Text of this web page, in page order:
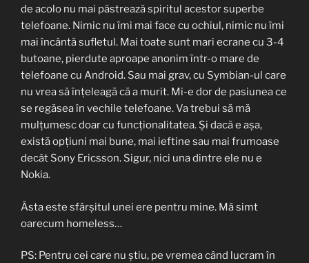
de acolo nu mai păstrează spiritul acestor superbe
telefoane. Nimic nu îmi mai face cu ochiul, nimic nu îmi
mai încântă sufletul. Mai toate sunt mari ecrane cu 3-4
butoane, pierdute aproape anonim într-o mare de
telefoane cu Android. Sau mai grav, cu Symbian-ul care
nu vrea să înțeleagă că a murit. Mi-e dor de pasiunea ce
se regăsea în vechile telefoane. Va trebui să mă
mulțumesc doar cu funcționalitatea. Și dacă e așa,
există opțiuni mai bune, mai ieftine sau mai frumoase
decât Sony Ericsson. Sigur, nici una dintre ele nu e
Nokia.
Ăsta este sfârșitul unei ere pentru mine. Mă simt
oarecum homeless…
PS: Pentru cei care nu știu, pe vremea când lucram în